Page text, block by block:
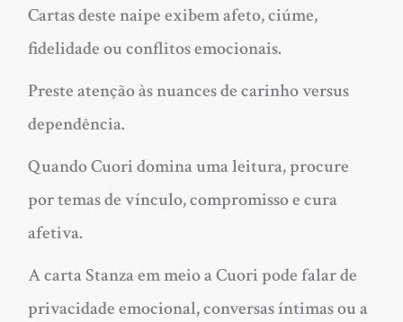
Cartas deste naipe exibem afeto, ciúme,
fidelidade ou conflitos emocionais.
Preste atenção às nuances de carinho versus
dependência.
Quando Cuori domina uma leitura, procure
por temas de vínculo, compromisso e cura
afetiva.
A carta Stanza em meio a Cuori pode falar de
privacidade emocional, conversas íntimas ou a